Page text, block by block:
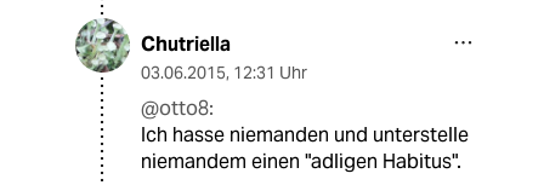
Chutriella
03.06.2015, 12:31 Uhr
@otto8:
Ich hasse niemanden und unterstelle
niemandem einen "adligen Habitus".